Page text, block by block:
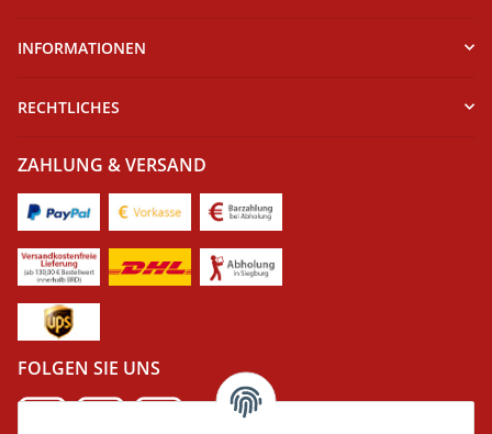
INFORMATIONEN
RECHTLICHES
ZAHLUNG & VERSAND
FOLGEN SIE UNS